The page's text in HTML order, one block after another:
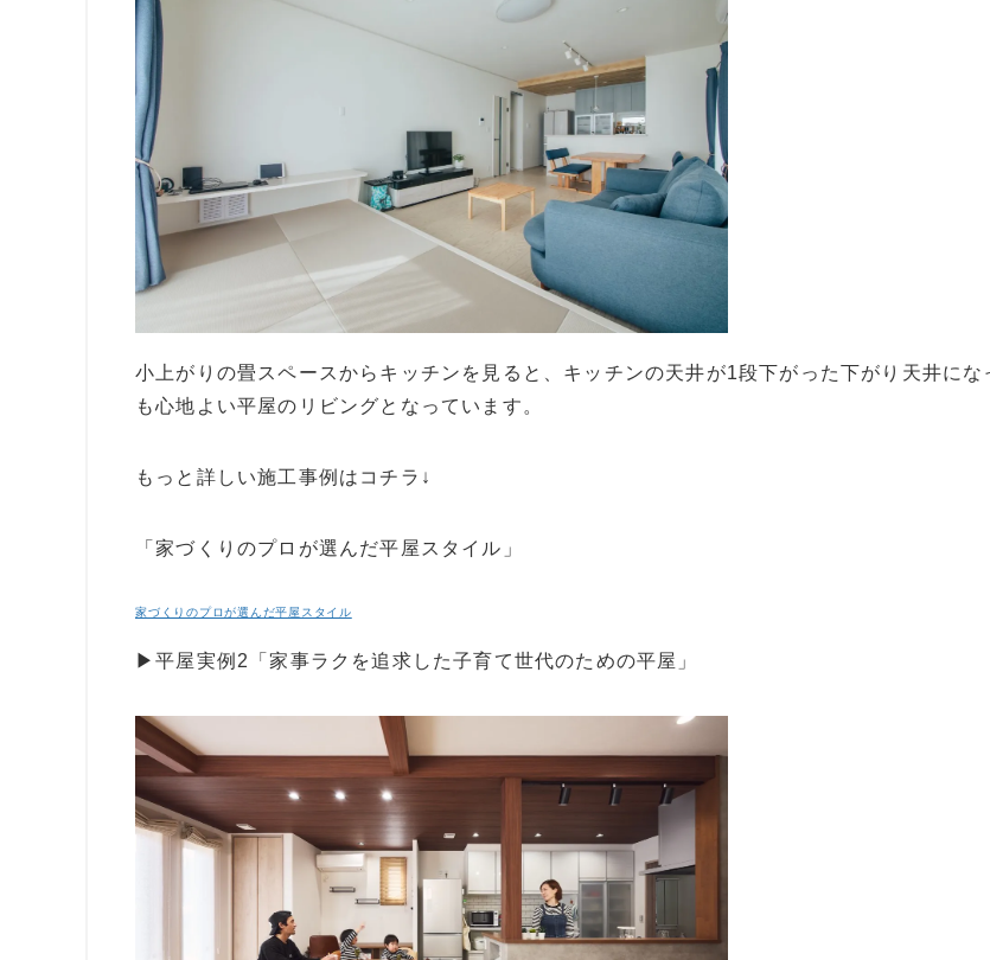
小上がりの畳スペースからキッチンを見ると、キッチンの天井が1段下がった下がり天井に
も心地よい平屋のリビングとなっています。
もっと詳しい施工事例はコチラ↓
「家づくりのプロが選んだ平屋スタイル」
家づくりのプロが選んだ平屋スタイル
▶︎平屋実例2「家事ラクを追求した子育て世代のための平屋」